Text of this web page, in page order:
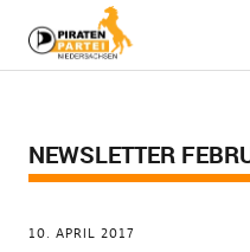
NEWSLETTER
10. APRIL 2017